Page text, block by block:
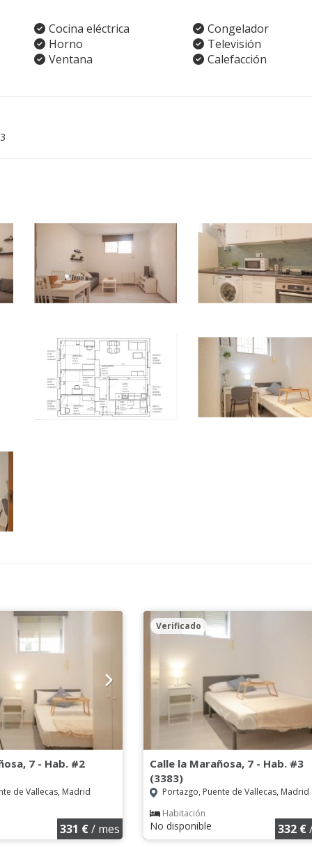
Cocina eléctrica
Congelador
Horno
Televisión
Ventana
Calefacción
7 - Hab. #2
de Vallecas, Madrid
331 €/ mes
Verificado
Calle la Marañosa, 7 - Hab. #3
(3383)
Portazgo, Puente de Vallecas, Madrid
Habitación
No disponible 332 €